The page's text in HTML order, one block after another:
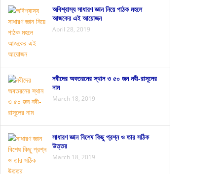
অবিশ্বাস্য সাধারণ জ্ঞান নিয়ে পাঠক মহলে
আজকের এই আয়োজন
April 28, 2019
নবীদের অবতরনের স্থান ও ৫০ জন নবী-রাসূলের
নাম
March 18, 2019
সাধারণ জ্ঞান বিশেষ কিছু প্রশ্ন ও তার সঠিক
উত্তর
March 18, 2019